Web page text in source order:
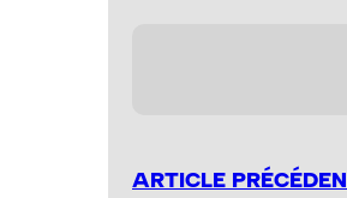
ARTICLE